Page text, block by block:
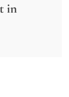
in